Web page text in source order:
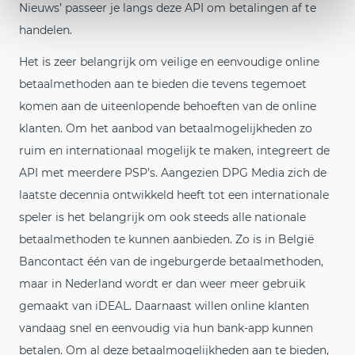
Nieuws’ passeer je langs deze API om betalingen af te
handelen.
Het is zeer belangrijk om veilige en eenvoudige online
betaalmethoden aan te bieden die tevens tegemoet
komen aan de uiteenlopende behoeften van de online
klanten. Om het aanbod van betaalmogelijkheden zo
ruim en internationaal mogelijk te maken, integreert de
API met meerdere PSP’s. Aangezien DPG Media zich de
laatste decennia ontwikkeld heeft tot een internationale
speler is het belangrijk om ook steeds alle nationale
betaalmethoden te kunnen aanbieden. Zo is in België
Bancontact één van de ingeburgerde betaalmethoden,
maar in Nederland wordt er dan weer meer gebruik
gemaakt van iDEAL. Daarnaast willen online klanten
vandaag snel en eenvoudig via hun bank-app kunnen
betalen. Om al deze betaalmogelijkheden aan te bieden,